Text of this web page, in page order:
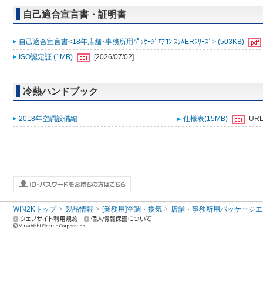
自己適合宣言書・証明書
自己適合宣言書<18年店舗･事務所用ﾊﾟｯｹｰｼﾞｴｱｺﾝ ｽﾘﾑERｼﾘｰｽﾞ> (503KB)
ISO認定証 (1MB)
[2026/07/02]
冷熱ハンドブック
2018年空調設備編 仕様表(15MB) URL
WIN2Kトップ 製品情報 [業務用]空調・換気 店舗・事務所用パッケージ